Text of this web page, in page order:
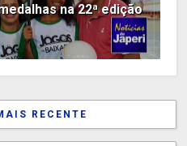
na 22ª edição
RECENTE